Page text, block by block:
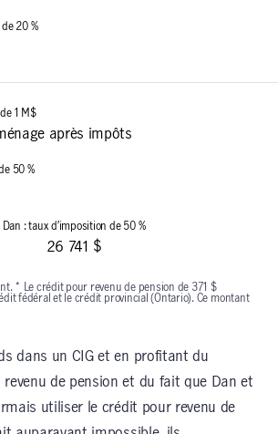
après impôts
26 741 $
* Le crédit pour revenu de pension de 371 $
fédéral et le crédit provincial (Ontario). Ce montant
dans un CIG et en profitant du
de pension et du fait que Dan et
utiliser le crédit pour revenu de